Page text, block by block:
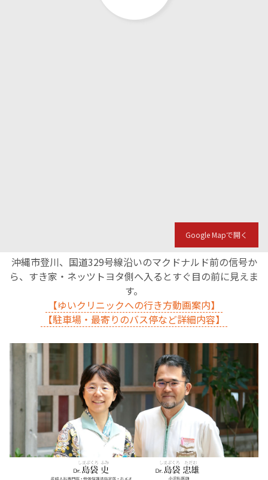
Google Mapで開く
沖縄市登川、国道329号線沿いのマクドナルド前の信号か
ら、すき家・ネッツトヨタ側へ入るとすぐ目の前に見えま
す。
【ゆいクリニックへの行き方動画案内】
【駐車場・最寄りのバス停など詳細内容】